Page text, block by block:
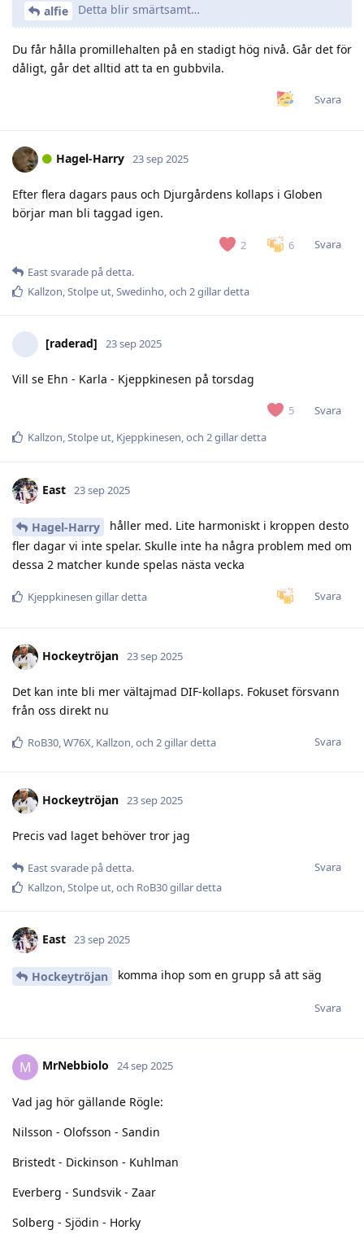
alfie Detta blir smärtsamt…
Du får hålla promillehalten på en stadigt hög nivå. Går det för
dåligt, går det alltid att ta en gubbvila.
Svara
Hagel-Harry 23 sep 2025
Efter flera dagars paus och Djurgårdens kollaps i Globen
börjar man bli taggad igen.
2 6
Svara
Eastsvarade på detta.
Kallzon,Stolpe ut,Swedinho, och 2gillar detta
[raderad] 23 sep 2025
Vill se Ehn - Karla - Kjeppkinesen på torsdag
5
Svara
Kallzon,Stolpe ut, Kjeppkinesen, och 2gillar detta
East 23 sep 2025
Hagel-Harry
håller med. Lite harmoniskt i kroppen desto
fler dagar vi inte spelar. Skulle inte ha några problem med om
dessa 2 matcher kunde spelas nästa vecka
Svara
Kjeppkinesen gillar detta
Hockeytröjan 23 sep 2025
Det kan inte bli mer vältajmad DIF-kollaps. Fokuset försvann
från oss direkt nu
Svara
RoB30,W76X, Kallzon, och 2gillar detta
Hockeytröjan 23 sep 2025
Precis vad laget behöver tror jag
Svara
Eastsvarade på detta.
Kallzon,Stolpe ut, och RoB30gillar detta
East 23 sep 2025
Hockeytröjan komma ihop som en grupp så att säg
Svara
M MrNebbiolo 24 sep 2025
Vad jag hör gällande Rögle:
Nilsson - Olofsson - Sandin
Bristedt - Dickinson - Kuhlman
Everberg - Sundsvik - Zaar
Solberg - Sjödin - Horky